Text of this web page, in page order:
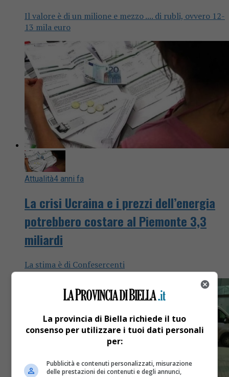
Il valore è di un milione e mezzo .... di rubli, ovvero 12-
13 mila euro
Attualità4 anni fa
La crisi Ucraina e i prezzi dell’energia
potrebbero costare al Piemonte 3,3
miliardi
La stima è di Confesercenti
La provincia di Biella richiede il tuo
consenso per utilizzare i tuoi dati personali
per:
Pubblicità e contenuti personalizzati, misurazione
delle prestazioni dei contenuti e degli annunci,